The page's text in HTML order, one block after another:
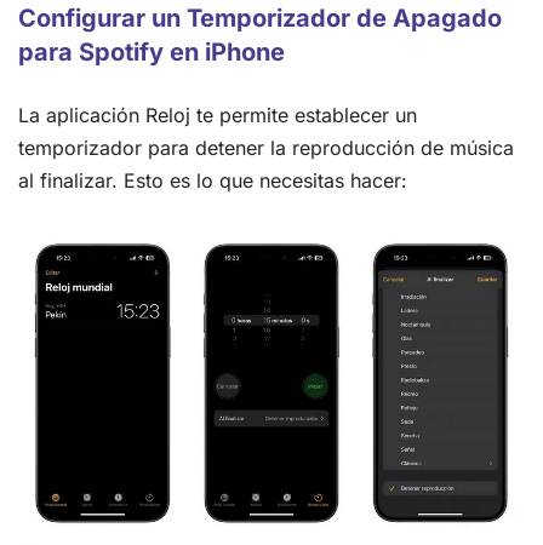
Configurar un Temporizador de Apagado
para Spotify en iPhone
La aplicación Reloj te permite establecer un
temporizador para detener la reproducción de música
al finalizar. Esto es lo que necesitas hacer: